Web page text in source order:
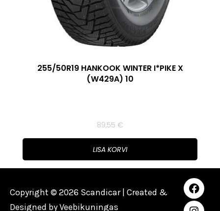
255/50R19 HANKOOK WINTER I*PIKE X
(W429A) 10
89,55 €
LISA KORVI
Copyright © 2026 Scandicar | Created &
Designed byVeebikuningas